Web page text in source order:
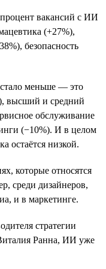
вакансий с ИИ
(+27%),
безопасность
меньше — это
высший и средний
обслуживание
(−10%). И в целом
остаётся низкой.
которые относятся
среди дизайнеров,
и в маркетинге.
стратегии
Ранна, ИИ уже